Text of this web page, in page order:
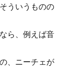
ういうものの
ら、例えば音
、ニーチェが